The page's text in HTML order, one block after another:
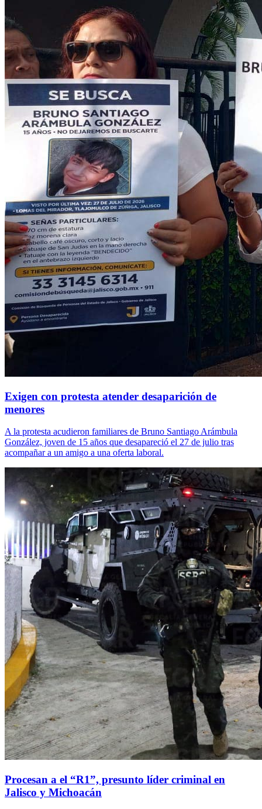
Exigen con protesta atender desaparición de
menores
A la protesta acudieron familiares de Bruno Santiago Arámbula
González, joven de 15 años que desapareció el 27 de julio tras
acompañar a un amigo a una oferta laboral.
Procesan a el “R1”, presunto líder criminal en
Jalisco y Michoacán